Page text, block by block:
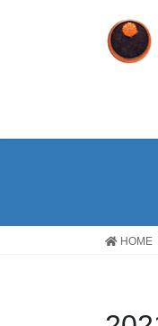
ス
ン
HOME